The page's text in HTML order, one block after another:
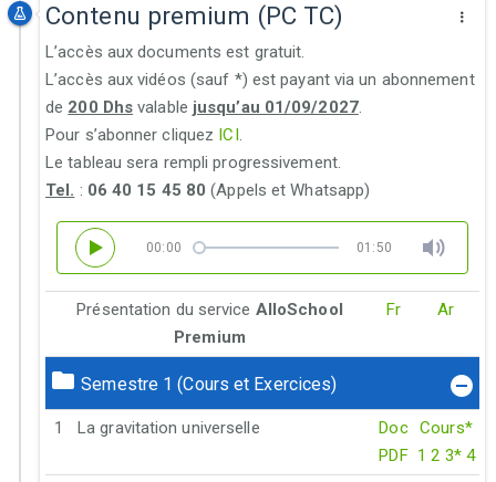
Contenu premium (PC TC)
L’accès aux documents est gratuit.
L’accès aux vidéos (sauf *) est payant via un abonnement
de 200 Dhs valable jusqu’au 01/09/2027.
Pour s’abonner cliquez ICI .
Le tableau sera rempli progressivement.
Tel. : 06 40 15 45 80 (Appels et Whatsapp)
00:00 01:50
Présentation du service AlloSchool
Premium
Fr Ar
Semestre 1 (Cours et Exercices)
1 La gravitation universelle
Doc
PDF
Cours*
1 2 3* 4